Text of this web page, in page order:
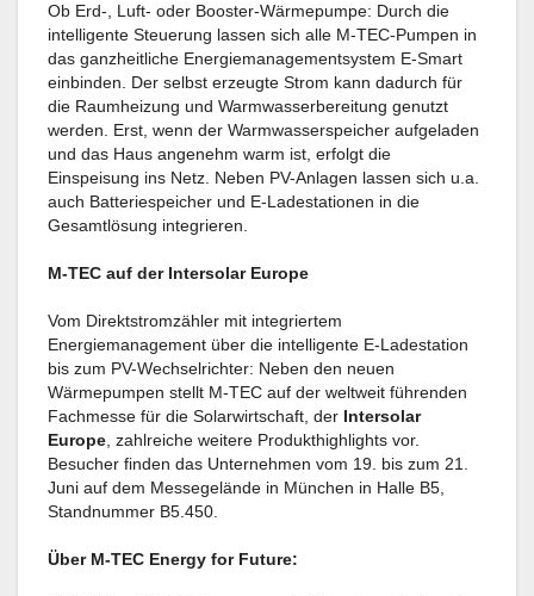
Ob Erd-, Luft- oder Booster-Wärmepumpe: Durch die
intelligente Steuerung lassen sich alle M-TEC-Pumpen in
das ganzheitliche Energiemanagementsystem E-Smart
einbinden. Der selbst erzeugte Strom kann dadurch für
die Raumheizung und Warmwasserbereitung genutzt
werden. Erst, wenn der Warmwasserspeicher aufgeladen
und das Haus angenehm warm ist, erfolgt die
Einspeisung ins Netz. Neben PV-Anlagen lassen sich u.a.
auch Batteriespeicher und E-Ladestationen in die
Gesamtlösung integrieren.
M-TEC auf der Intersolar Europe
Vom Direktstromzähler mit integriertem
Energiemanagement über die intelligente E-Ladestation
bis zum PV-Wechselrichter: Neben den neuen
Wärmepumpen stellt M-TEC auf der weltweit führenden
Fachmesse für die Solarwirtschaft, der Intersolar
Europe, zahlreiche weitere Produkthighlights vor.
Besucher finden das Unternehmen vom 19. bis zum 21.
Juni auf dem Messegelände in München in Halle B5,
Standnummer B5.450.
Über M-TEC Energy for Future: